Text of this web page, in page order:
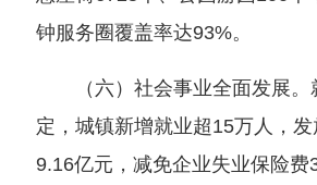
钟服务圈覆盖率达93%。
（六）社会事业全面发展。
定，城镇新增就业超15万人，
9.16亿元，减免企业失业保险费